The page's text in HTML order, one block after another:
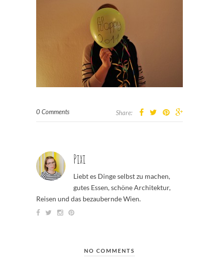
0 Comments Share:
Pixi
Liebt es Dinge selbst zu machen,
gutes Essen, schöne Architektur,
Reisen und das bezaubernde Wien.
NO COMMENTS